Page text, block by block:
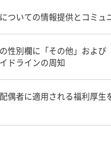
についての情報提供とコミュ
性別欄に「その他」および
ドラインの周知
偶者に適用される福利厚生